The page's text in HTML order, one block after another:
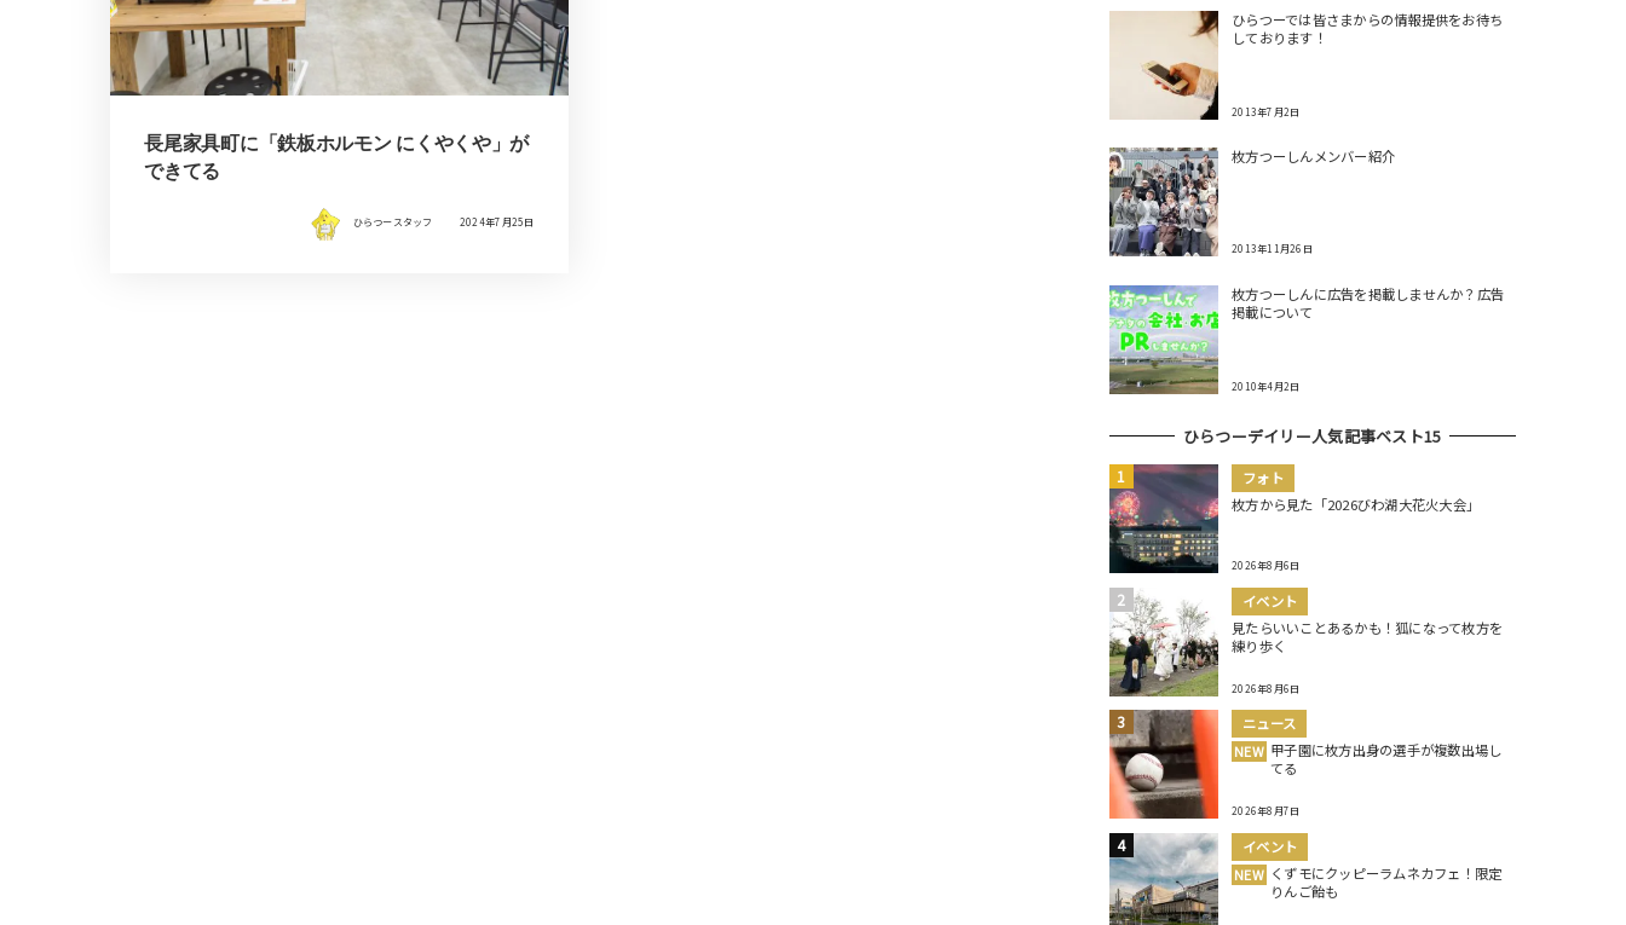
長尾家具町に「鉄板ホルモン にくやくや」が
できてる
ひらつースタッフ 2024年7月25日
ひらつーでは皆さまからの情報提供をお待ち
しております！
2013年7月2日
枚方つーしんメンバー紹介
2013年11月26日
枚方つーしんに広告を掲載しませんか？広告
掲載について
2010年4月2日
ひらつーデイリー人気記事ベスト15
フォト
枚方から見た「2026びわ湖大花火大会」
2026年8月6日
イベント
見たらいいことあるかも！狐になって枚方を
練り歩く
2026年8月6日
ニュース
NEW 甲子園に枚方出身の選手が複数出場し
てる
2026年8月7日
イベント
NEW くずモにクッピーラムネカフェ！限定
りんご飴も